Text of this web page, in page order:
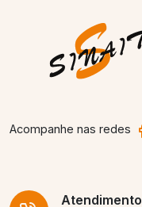
Acompanhe nas redes
Atendimento